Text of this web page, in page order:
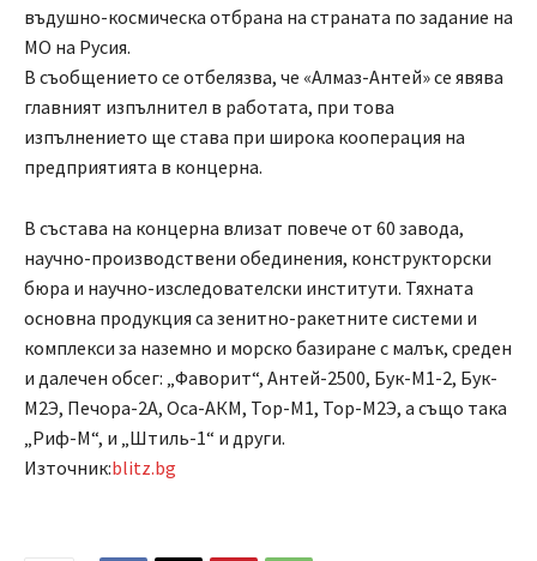
въдушно-космическа отбрана на страната по задание на
МО на Русия.
В съобщението се отбелязва, че «Алмаз-Антей» се явява
главният изпълнител в работата, при това
изпълнението ще става при широка кооперация на
предприятията в концерна.
В състава на концерна влизат повече от 60 завода,
научно-производствени обединения, конструкторски
бюра и научно-изследователски институти. Тяхната
основна продукция са зенитно-ракетните системи и
комплекси за наземно и морско базиране с малък, среден
и далечен обсег: „Фаворит“, Антей-2500, Бук-М1-2, Бук-
М2Э, Печора-2А, Оса-АКМ, Тор-М1, Тор-М2Э, а също така
„Риф-М“, и „Штиль-1“ и други.
Източник:blitz.bg